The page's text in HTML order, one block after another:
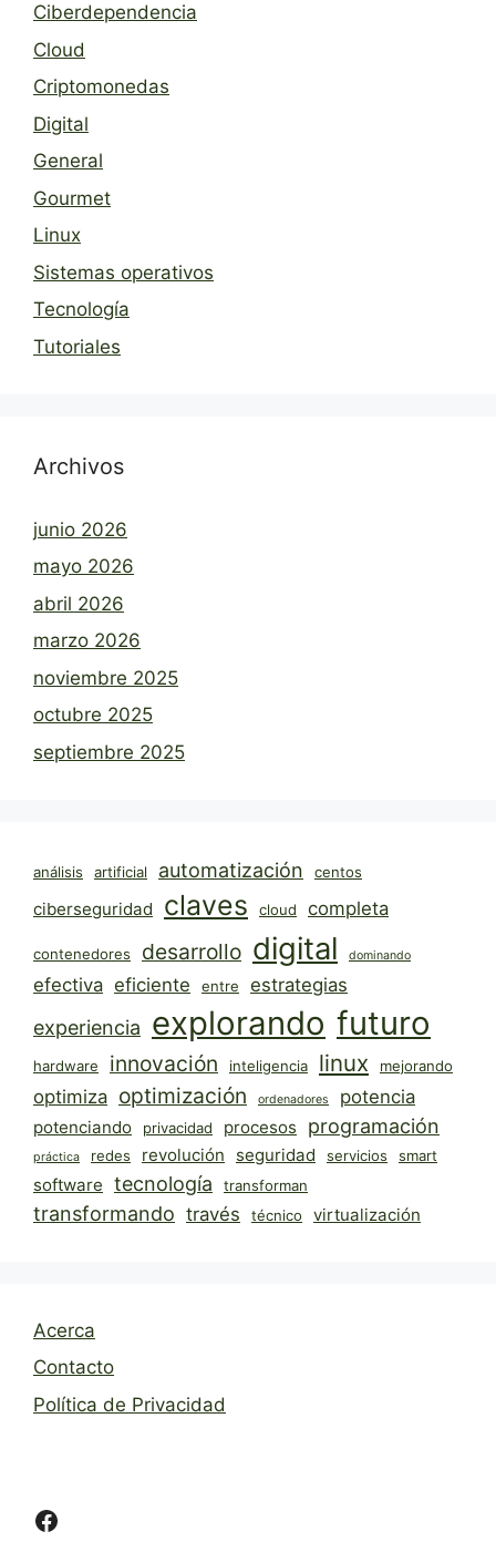
Ciberdependencia
Cloud
Criptomonedas
Digital
General
Gourmet
Linux
Sistemas operativos
Tecnología
Tutoriales
Archivos
junio 2026
mayo 2026
abril 2026
marzo 2026
noviembre 2025
octubre 2025
septiembre 2025
análisis artificial automatización centos
ciberseguridad claves cloud completa
contenedores desarrollo digital dominando
efectiva eficiente entre estrategias
experiencia explorando futuro
hardware innovación inteligencia linux mejorando
optimiza optimización ordenadores potencia
potenciando privacidad procesos programación
práctica redes revolución seguridad servicios smart
software tecnología transforman
transformando través técnico virtualización
Acerca
Contacto
Política de Privacidad
Facebook